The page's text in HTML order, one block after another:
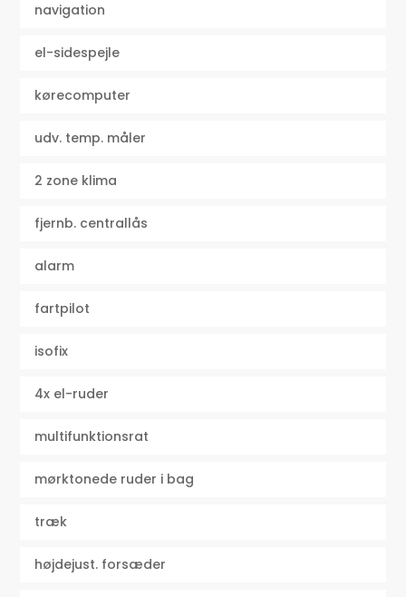
navigation
el-sidespejle
kørecomputer
udv. temp. måler
2 zone klima
fjernb. centrallås
alarm
fartpilot
isofix
4x el-ruder
multifunktionsrat
mørktonede ruder i bag
træk
højdejust. forsæder